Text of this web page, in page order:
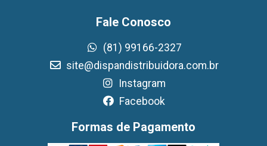
Fale Conosco
(81) 99166-2327
site@dispandistribuidora.com.br
Instagram
Facebook
Formas de Pagamento